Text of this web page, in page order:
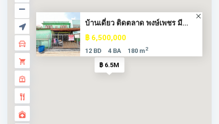
฿ 6.5M
บ้านเดี่ยว ติดตลาด พงษ์เพชร มี...
฿ 6,500,000
12 BD 4 BA 180 m2